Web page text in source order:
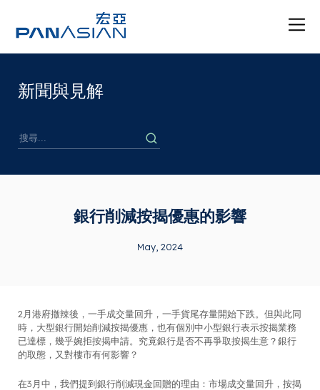
新聞與見解
銀行削減按揭優惠的影響
May, 2024
2月港府撤辣後，一手成交量回升，一手貨尾存量開始下跌。但與此同
時，大型銀行開始削減按揭優惠，也有個別中小型銀行表示按揭業務
已達標，幾乎婉拒按揭申請。究竟銀行是否不再爭取按揭生意？銀行
的取態，又對樓市有何影響？
在3月中，我們提到銀行削減現金回贈的理由：市場成交量回升，按揭